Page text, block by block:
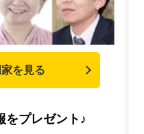
を見る
をプレゼント♪